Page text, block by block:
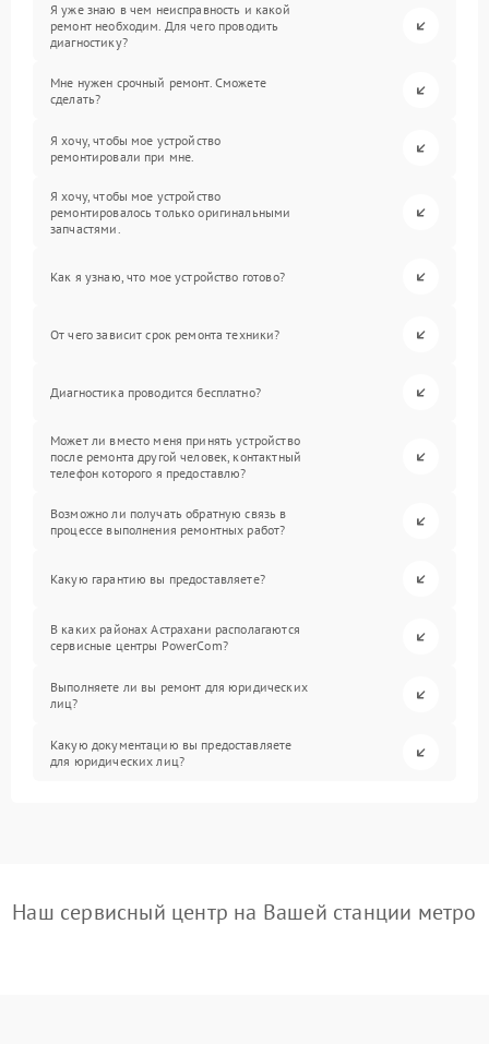
Я уже знаю в чем неисправность и какой
ремонт необходим. Для чего проводить
диагностику?
Мне нужен срочный ремонт. Сможете
сделать?
Я хочу, чтобы мое устройство
ремонтировали при мне.
Я хочу, чтобы мое устройство
ремонтировалось только оригинальными
запчастями.
Как я узнаю, что мое устройство готово?
От чего зависит срок ремонта техники?
Диагностика проводится бесплатно?
Может ли вместо меня принять устройство
после ремонта другой человек, контактный
телефон которого я предоставлю?
Возможно ли получать обратную связь в
процессе выполнения ремонтных работ?
Какую гарантию вы предоставляете?
В каких районах Астрахани располагаются
сервисные центры PowerCom?
Выполняете ли вы ремонт для юридических
лиц?
Какую документацию вы предоставляете
для юридических лиц?
Наш сервисный центр на Вашей станции метро